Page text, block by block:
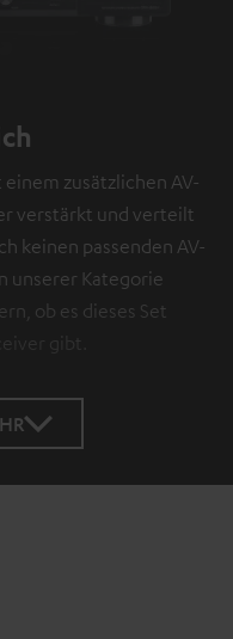
zusätzlichen AV-
verstärkt und verteilt
keinen passenden AV-
unserer Kategorie
ob es dieses Set